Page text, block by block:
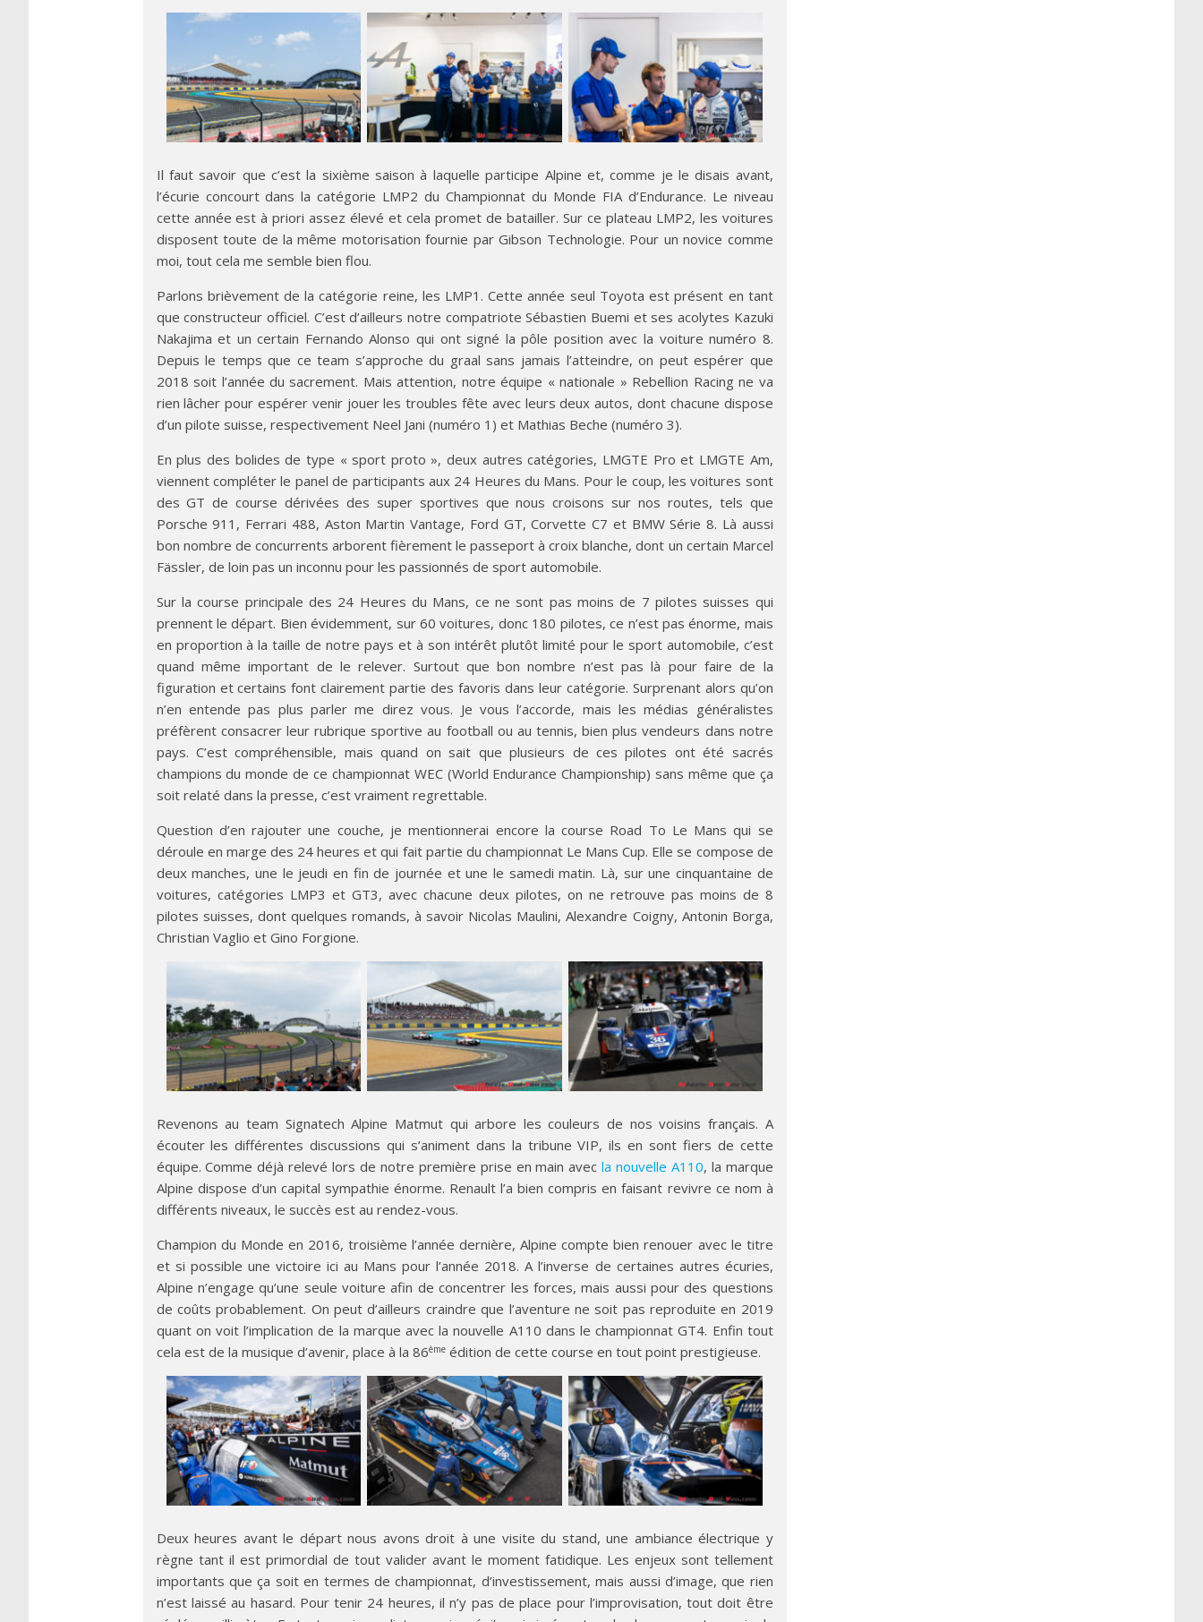
Il faut savoir que c’est la sixième saison à laquelle participe Alpine et, comme je le disais avant,
l’écurie concourt dans la catégorie LMP2 du Championnat du Monde FIA d’Endurance. Le niveau
cette année est à priori assez élevé et cela promet de batailler. Sur ce plateau LMP2, les voitures
disposent toute de la même motorisation fournie par Gibson Technologie. Pour un novice comme
moi, tout cela me semble bien flou.
Parlons brièvement de la catégorie reine, les LMP1. Cette année seul Toyota est présent en tant
que constructeur officiel. C’est d’ailleurs notre compatriote Sébastien Buemi et ses acolytes Kazuki
Nakajima et un certain Fernando Alonso qui ont signé la pôle position avec la voiture numéro 8.
Depuis le temps que ce team s’approche du graal sans jamais l’atteindre, on peut espérer que
2018 soit l’année du sacrement. Mais attention, notre équipe « nationale » Rebellion Racing ne va
rien lâcher pour espérer venir jouer les troubles fête avec leurs deux autos, dont chacune dispose
d’un pilote suisse, respectivement Neel Jani (numéro 1) et Mathias Beche (numéro 3).
En plus des bolides de type « sport proto », deux autres catégories, LMGTE Pro et LMGTE Am,
viennent compléter le panel de participants aux 24 Heures du Mans. Pour le coup, les voitures sont
des GT de course dérivées des super sportives que nous croisons sur nos routes, tels que
Porsche 911, Ferrari 488, Aston Martin Vantage, Ford GT, Corvette C7 et BMW Série 8. Là aussi
bon nombre de concurrents arborent fièrement le passeport à croix blanche, dont un certain Marcel
Fässler, de loin pas un inconnu pour les passionnés de sport automobile.
Sur la course principale des 24 Heures du Mans, ce ne sont pas moins de 7 pilotes suisses qui
prennent le départ. Bien évidemment, sur 60 voitures, donc 180 pilotes, ce n’est pas énorme, mais
en proportion à la taille de notre pays et à son intérêt plutôt limité pour le sport automobile, c’est
quand même important de le relever. Surtout que bon nombre n’est pas là pour faire de la
figuration et certains font clairement partie des favoris dans leur catégorie. Surprenant alors qu’on
n’en entende pas plus parler me direz vous. Je vous l’accorde, mais les médias généralistes
préfèrent consacrer leur rubrique sportive au football ou au tennis, bien plus vendeurs dans notre
pays. C’est compréhensible, mais quand on sait que plusieurs de ces pilotes ont été sacrés
champions du monde de ce championnat WEC (World Endurance Championship) sans même que ça
soit relaté dans la presse, c’est vraiment regrettable.
Question d’en rajouter une couche, je mentionnerai encore la course Road To Le Mans qui se
déroule en marge des 24 heures et qui fait partie du championnat Le Mans Cup. Elle se compose de
deux manches, une le jeudi en fin de journée et une le samedi matin. Là, sur une cinquantaine de
voitures, catégories LMP3 et GT3, avec chacune deux pilotes, on ne retrouve pas moins de 8
pilotes suisses, dont quelques romands, à savoir Nicolas Maulini, Alexandre Coigny, Antonin Borga,
Christian Vaglio et Gino Forgione.
Revenons au team Signatech Alpine Matmut qui arbore les couleurs de nos voisins français. A
écouter les différentes discussions qui s’animent dans la tribune VIP, ils en sont fiers de cette
équipe. Comme déjà relevé lors de notre première prise en main avecla nouvelle A110, la marque
Alpine dispose d’un capital sympathie énorme. Renault l’a bien compris en faisant revivre ce nom à
différents niveaux, le succès est au rendez-vous.
Champion du Monde en 2016, troisième l’année dernière, Alpine compte bien renouer avec le titre
et si possible une victoire ici au Mans pour l’année 2018. A l’inverse de certaines autres écuries,
Alpine n’engage qu’une seule voiture afin de concentrer les forces, mais aussi pour des questions
de coûts probablement. On peut d’ailleurs craindre que l’aventure ne soit pas reproduite en 2019
quant on voit l’implication de la marque avec la nouvelle A110 dans le championnat GT4. Enfin tout
cela est de la musique d’avenir, place à la 86èmeédition de cette course en tout point prestigieuse.
Deux heures avant le départ nous avons droit à une visite du stand, une ambiance électrique y
règne tant il est primordial de tout valider avant le moment fatidique. Les enjeux sont tellement
importants que ça soit en termes de championnat, d’investissement, mais aussi d’image, que rien
n’est laissé au hasard. Pour tenir 24 heures, il n’y pas de place pour l’improvisation, tout doit être